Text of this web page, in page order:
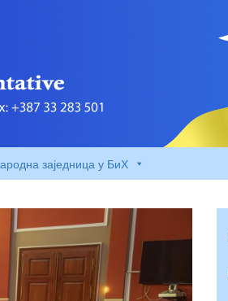
заједница у БиХ